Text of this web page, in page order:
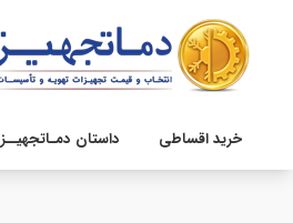
خرید اقساطی داستان دمـاتجهیــز